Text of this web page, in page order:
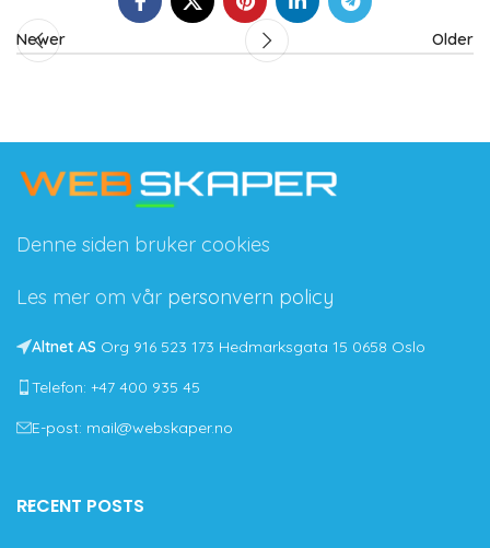
Newer Older
Denne siden bruker cookies
Les mer om vår personvern policy
Altnet AS Org 916 523 173 Hedmarksgata 15 0658 Oslo
Telefon: +47 400 935 45
E-post: mail@webskaper.no
RECENT POSTS